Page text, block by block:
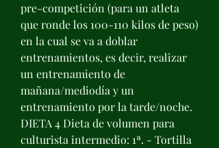
pre-competición (para un atleta
que ronde los 100-110 kilos de peso)
en la cual se va a doblar
entrenamientos, es decir, realizar
un entrenamiento de
mañana/mediodía y un
entrenamiento por la tarde/noche.
DIETA 4 Dieta de volumen para
culturista intermedio: 1ª. - Tortilla